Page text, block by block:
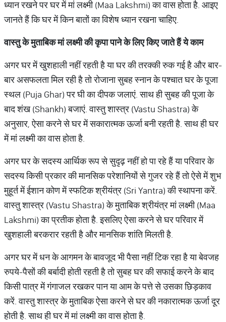
ध्यान रखने पर घर में मां लक्ष्मी (Maa Lakshmi) का वास होता है. आइए
जानते हैं कि घर में किन बातों का विशेष ध्यान रखना चाहिए.
वास्तुकेमुताबिकमांलक्ष्मीकीकृपापानेकेलिएकिएजातेहैंयेकाम
अगर घर में खुशहाली नहीं रहती है या घर की तरक्की रुक गई है और बार-
बार असफलता मिल रही है तो रोजाना सुबह स्नान के पश्चात घर के पूजा
स्थल (Puja Ghar) पर घी का दीपक जलाएं. साथ ही सुबह की पूजा के
बाद शंख (Shankh) बजाएं. वास्तु शास्त्र (Vastu Shastra) के
अनुसार, ऐसा करने से घर में सकारात्मक ऊर्जा बनी रहती है. साथ ही घर
में मां लक्ष्मी का वास होता है.
अगर घर के सदस्य आर्थिक रूप से सुदृढ़ नहीं हो पा रहे हैं या परिवार के
सदस्य किसी प्रकार की मानसिक परेशानियों से गुजर रहे हैं तो ऐसे में शुभ
मुहूर्त में ईशान कोण में स्फटिक श्रीयंत्र (Sri Yantra) की स्थापना करें.
वास्तु शास्त्र (Vastu Shastra) के मुताबिक श्रीयंत्र मां लक्ष्मी (Maa
Lakshmi) का प्रतीक होता है. इसलिए ऐसा करने से घर परिवार में
खुशहाली बरकरार रहती है और मानसिक शांति मिलती है.
अगर घर में धन के आगमन के बावजूद भी पैसा नहीं टिक रहा है या बेवजह
रुपये-पैसों की बर्बादी होती रहती है तो सुबह घर की सफाई करने के बाद
किसी पात्र में गंगाजल रखकर पान या आम के पत्ते से उसका छिड़काव
करें. वास्तु शास्त्र के मुताबिक ऐसा करने से घर की नकारात्मक ऊर्जा दूर
होती है. साथ ही घर में मां लक्ष्मी का वास होता है.